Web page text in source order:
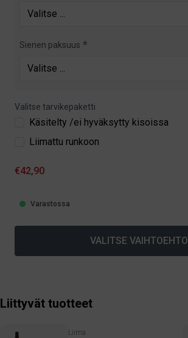
Sienen paksuus
Valitse tarvikepaketti
Käsitelty /ei hyväksytty kisoissa
Liimattu runkoon
€42,90
Varastossa
VALITSE VAIHTOEHTO
Liittyvät tuotteet
Liima